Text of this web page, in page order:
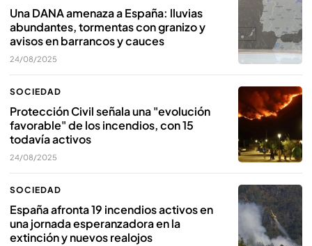
Una DANA amenaza a España: lluvias
abundantes, tormentas con granizo y
avisos en barrancos y cauces
24/08/2025
SOCIEDAD
Protección Civil señala una "evolución
favorable" de los incendios, con 15
todavía activos
24/08/2025
SOCIEDAD
España afronta 19 incendios activos en
una jornada esperanzadora en la
extinción y nuevos realojos